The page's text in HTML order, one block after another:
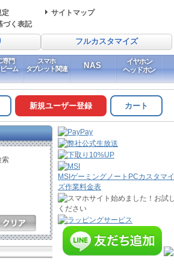
定
サイトマップ
づく表記
フルカスタマイズ
専門
ーム
スマホ
タブレット関連
NAS
イヤホン
ヘッドホン
新規ユーザー登録 カート
索
MSIゲーミングノートPCカスタマイ
ズ作業料金表